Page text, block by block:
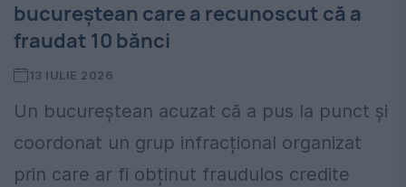
bucureștean care a recunoscut că a
fraudat 10 bănci
13 IULIE 2026
Un bucureștean acuzat că a pus la punct și
coordonat un grup infracțional organizat
prin care ar fi obținut fraudulos credite